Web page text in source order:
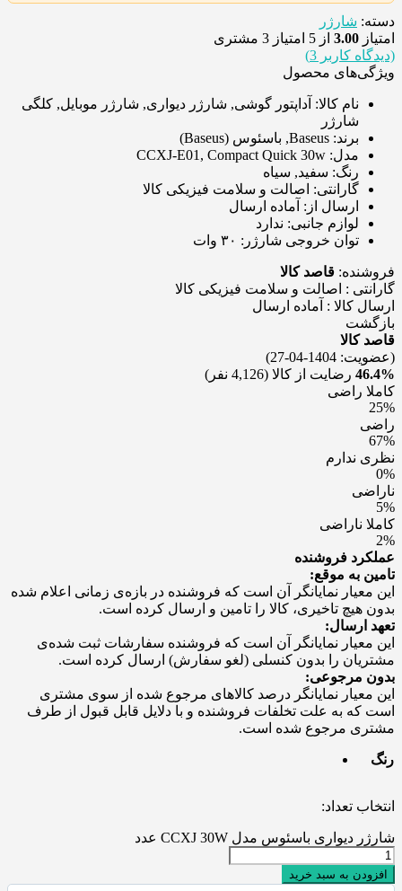
دسته: شارژر
امتیاز 3.00 از 5 امتیاز 3 مشتری
(دیدگاه کاربر 3
)
ویژگی‌های محصول
نام کالا: آداپتور گوشی, شارژر دیواری, شارژر موبایل, کلگی
شارژر
برند: Baseus, باسئوس (Baseus)
مدل: CCXJ-E01, Compact Quick 30w
رنگ: سفید, سیاه
گارانتی: اصالت و سلامت فیزیکی کالا
ارسال از: آماده ارسال
لوازم جانبی: ندارد
توان خروجی شارژر: ۳۰ وات
فروشنده: قاصد کالا
گارانتی : اصالت و سلامت فیزیکی کالا
ارسال کالا : آماده ارسال
بازگشت
قاصد کالا
(عضویت: 1404-04-27)
46.4% رضایت از کالا (4,126 نفر)
کاملا راضی
25%
راضی
67%
نظری ندارم
0%
ناراضی
5%
کاملا ناراضی
2%
عملکرد فروشنده
تامین به موقع:
این معیار نمایانگر آن است که فروشنده در بازه‌ی زمانی اعلام شده
بدون هیچ تاخیری، کالا را تامین و ارسال کرده است.
تعهد ارسال:
این معیار نمایانگر آن است که فروشنده سفارشات ثبت شده‌ی
مشتریان را بدون کنسلی (لغو سفارش) ارسال کرده است.
بدون مرجوعی:
این معیار نمایانگر درصد کالاهای مرجوع شده از سوی مشتری
است که به علت تخلفات فروشنده و با دلایل قابل قبول از طرف
مشتری مرجوع شده است.
رنگ
انتخاب تعداد:
شارژر دیواری باسئوس مدل CCXJ 30W عدد
افزودن به سبد خرید